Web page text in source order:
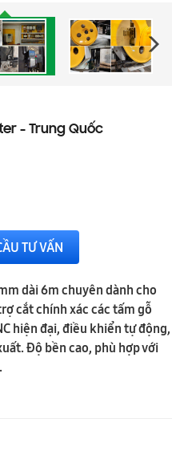
- Trung Quốc
TƯ VẤN
dài 6m chuyên dành cho
cắt chính xác các tấm gỗ
hiện đại, điều khiển tự động,
Độ bền cao, phù hợp với